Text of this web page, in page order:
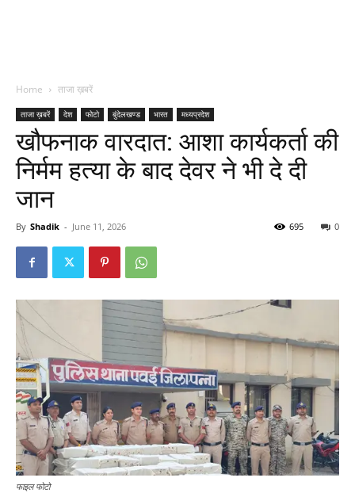
Home ताजा ख़बरें
ताजा ख़बरें देश फोटो बुंदेलखण्ड भारत मध्यप्रदेश
खौफनाक वारदात: आशा कार्यकर्ता की
निर्मम हत्या के बाद देवर ने भी दे दी
जान
By Shadik - June 11, 2026 0
695
फाइल फोटो